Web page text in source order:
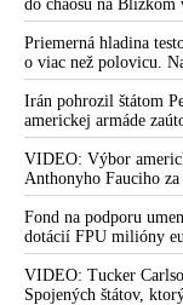
mediálnych
do chaosu na Blízkom
Priemerná hladina
o viac než polovicu.
odborníkmi
potomstvo
Irán pohrozil štátom
americkej armáde
elektriny spojencom
VIDEO: Výbor
Anthonyho Fauciho
Američanov a myslím
Rand Paul
Fond na podporu
dotácií FPU milióny
VIDEO: Tucker
Spojených štátov,